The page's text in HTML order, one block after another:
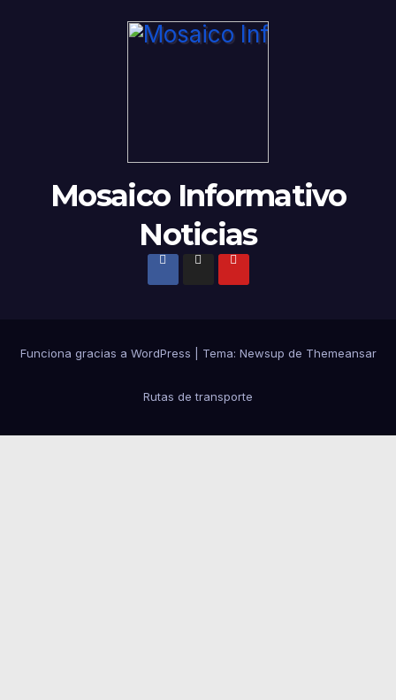
Mosaico Informativo
Noticias
Funciona gracias a WordPress Tema: Newsup de Themeansar
Rutas de transporte